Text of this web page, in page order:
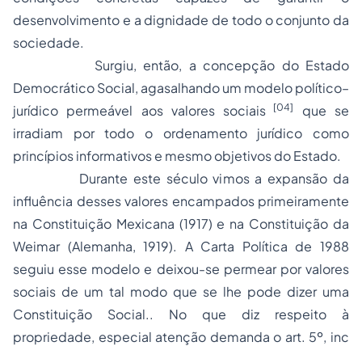
desenvolvimento e a dignidade de todo o conjunto da
sociedade.
Surgiu, então, a concepção do Estado
Democrático Social, agasalhando um modelo político–
jurídico permeável aos valores sociais [04]
que se
irradiam por todo o ordenamento jurídico como
princípios informativos e mesmo objetivos do Estado.
Durante este século vimos a expansão da
influência desses valores encampados primeiramente
na Constituição Mexicana (1917) e na Constituição da
Weimar(Alemanha, 1919). A Carta Política de 1988
seguiu esse modelo e deixou-se permear por valores
sociais de um tal modo que se lhe pode dizer uma
Constituição Social.. No que diz respeito à
propriedade, especial atenção demanda o art. 5º, inc